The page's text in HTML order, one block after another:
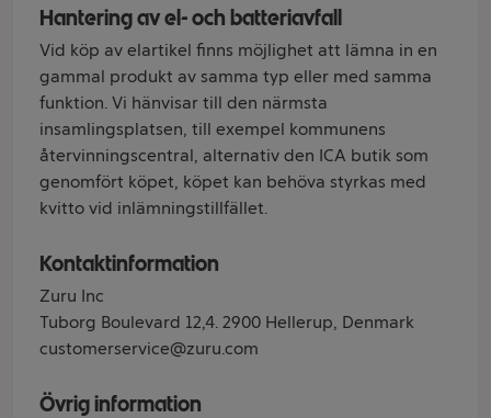
Hantering av el- och batteriavfall
Vid köp av elartikel finns möjlighet att lämna in en
gammal produkt av samma typ eller med samma
funktion. Vi hänvisar till den närmsta
insamlingsplatsen, till exempel kommunens
återvinningscentral, alternativ den ICA butik som
genomfört köpet, köpet kan behöva styrkas med
kvitto vid inlämningstillfället.
Kontaktinformation
Zuru Inc
Tuborg Boulevard 12,4. 2900 Hellerup, Denmark
customerservice@zuru.com
Övrig information